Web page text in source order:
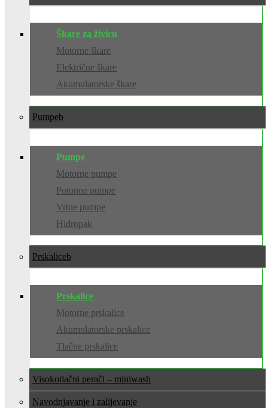
Škare za živicu
Motorne škare
Električne škare
Akumulatorske škare
Pumpe
Pumpe
Motorne pumpe
Potopne pumpe
Vrtne pumpe
Hidropak
Prskalice
Prskalice
Motorne prskalice
Akumulatorske prskalice
Tlačne prskalice
Visokotlačni perači – miniwash
Navodnjavanje i zalijevanje